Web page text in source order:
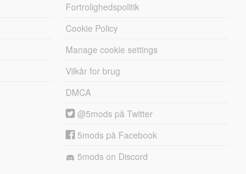
Fortrolighedspolitik
Cookie Policy
Manage cookie settings
Vilkår for brug
DMCA
@5mods på Twitter
5mods på Facebook
5mods on Discord